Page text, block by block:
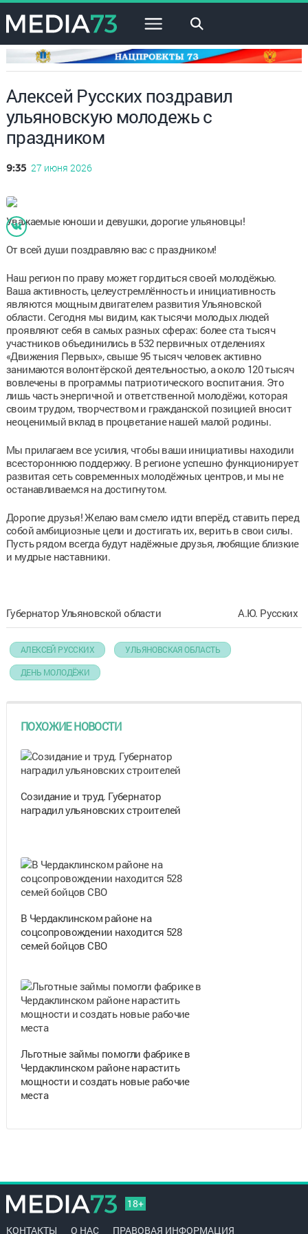
×
Алексей Русских поздравил
ульяновскую молодежь с
праздником
9:35 27 июня 2026
Уважаемые юноши и девушки, дорогие ульяновцы!
От всей души поздравляю вас с праздником!
Наш регион по праву может гордиться своей молодёжью.
Ваша активность, целеустремлённость и инициативность
являются мощным двигателем развития Ульяновской
области. Сегодня мы видим, как тысячи молодых людей
проявляют себя в самых разных сферах: более ста тысяч
участников объединились в 532 первичных отделениях
«Движения Первых», свыше 95 тысяч человек активно
занимаются волонтёрской деятельностью, а около 120 тысяч
вовлечены в программы патриотического воспитания. Это
лишь часть энергичной и ответственной молодёжи, которая
своим трудом, творчеством и гражданской позицией вносит
неоценимый вклад в процветание нашей малой родины.
Мы прилагаем все усилия, чтобы ваши инициативы находили
всестороннюю поддержку. В регионе успешно функционирует
развитая сеть современных молодёжных центров, и мы не
останавливаемся на достигнутом.
Дорогие друзья! Желаю вам смело идти вперёд, ставить перед
собой амбициозные цели и достигать их, верить в свои силы.
Пусть рядом всегда будут надёжные друзья, любящие близкие
и мудрые наставники.
Губернатор Ульяновской области А.Ю. Русских
АЛЕКСЕЙ РУССКИХ УЛЬЯНОВСКАЯ ОБЛАСТЬ
ДЕНЬ МОЛОДЁЖИ
ПОХОЖИЕ НОВОСТИ
Созидание и труд. Губернатор
наградил ульяновских строителей
В Чердаклинском районе на
соцсопровождении находится 528
семей бойцов СВО
Льготные займы помогли фабрике в
Чердаклинском районе нарастить
мощности и создать новые рабочие
места
18+
КОНТАКТЫ О НАС ПРАВОВАЯ ИНФОРМАЦИЯ